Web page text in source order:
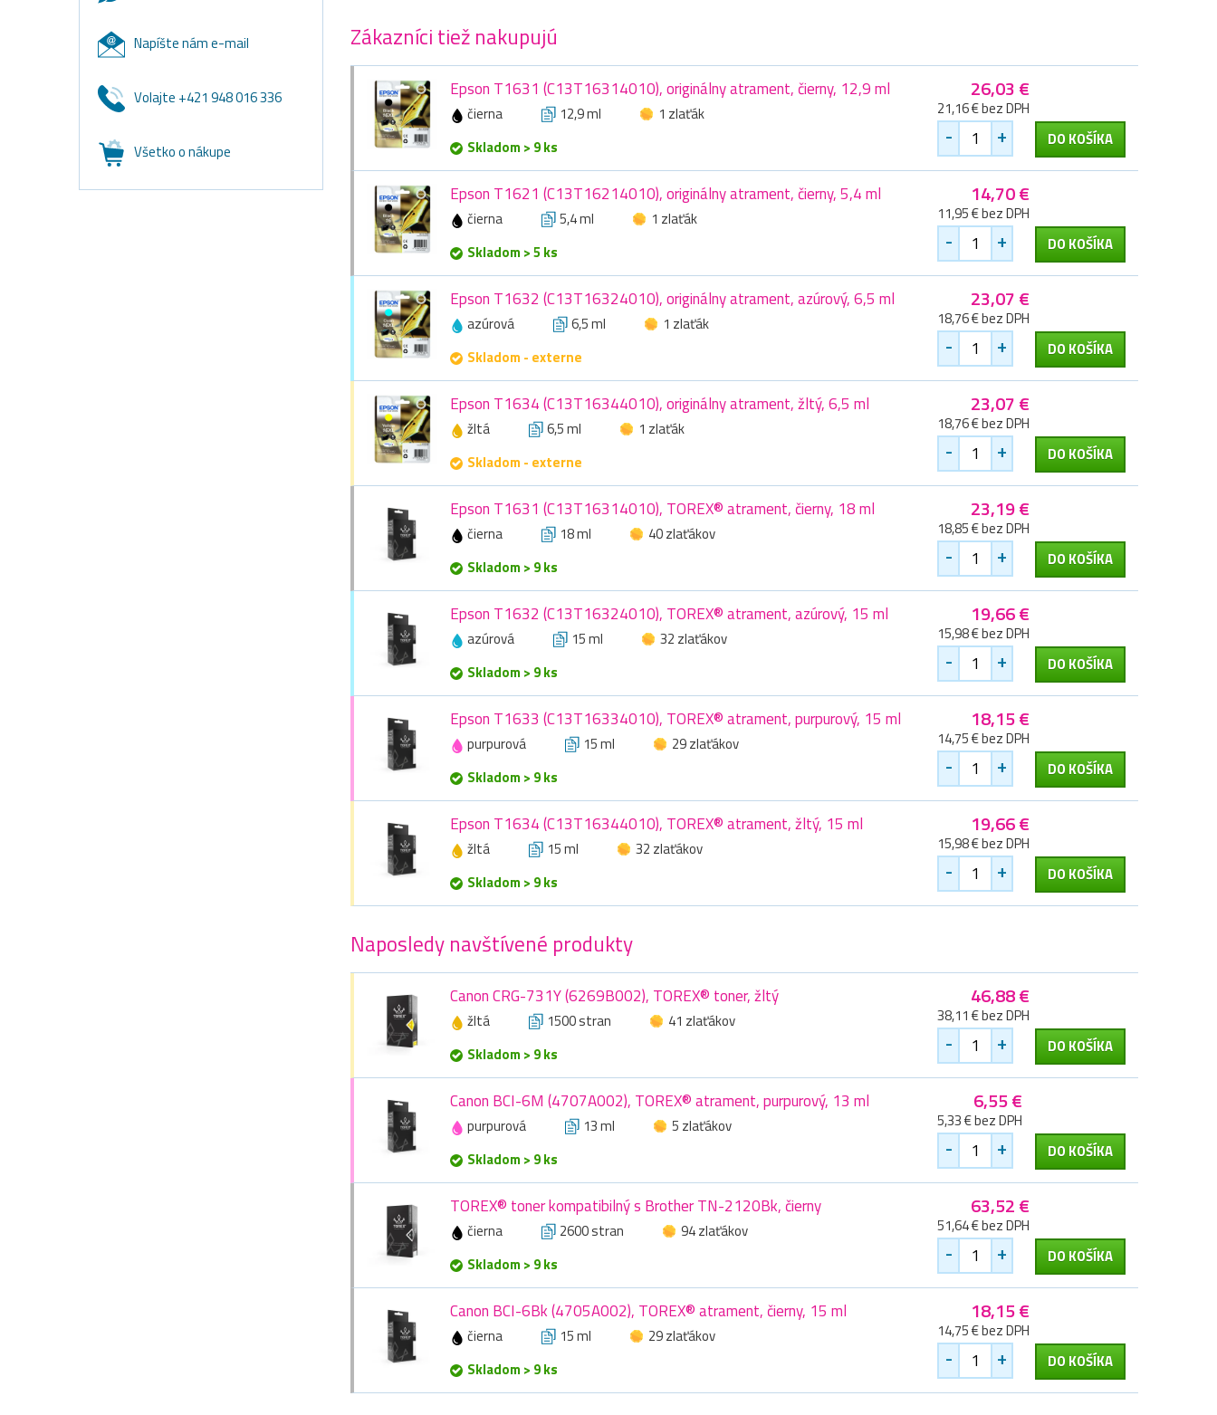
Napíšte nám e-mail
Volajte +421 948 016 336
Všetko o nákupe
Zákazníci tiež nakupujú
Epson T1631 (C13T16314010), originálny atrament, čierny, 12,9 ml
čierna 12,9 ml
1 zlaťák
Skladom > 9 ks
26,03 €
21,16 € bez DPH
- + DO KOŠÍKA
Epson T1621 (C13T16214010), originálny atrament, čierny, 5,4 ml
čierna 5,4 ml
1 zlaťák
Skladom > 5 ks
14,70 €
11,95 € bez DPH
- + DO KOŠÍKA
Epson T1632 (C13T16324010), originálny atrament, azúrový, 6,5 ml
azúrová 6,5 ml
1 zlaťák
Skladom - externe
23,07 €
18,76 € bez DPH
- + DO KOŠÍKA
Epson T1634 (C13T16344010), originálny atrament, žltý, 6,5 ml
žltá 6,5 ml
1 zlaťák
Skladom - externe
23,07 €
18,76 € bez DPH
- + DO KOŠÍKA
Epson T1631 (C13T16314010), TOREX® atrament, čierny, 18 ml
čierna 18 ml
40 zlaťákov
Skladom > 9 ks
23,19 €
18,85 € bez DPH
- + DO KOŠÍKA
Epson T1632 (C13T16324010), TOREX® atrament, azúrový, 15 ml
azúrová 15 ml
32 zlaťákov
Skladom > 9 ks
19,66 €
15,98 € bez DPH
- + DO KOŠÍKA
Epson T1633 (C13T16334010), TOREX® atrament, purpurový, 15 ml
purpurová 15 ml
29 zlaťákov
Skladom > 9 ks
18,15 €
14,75 € bez DPH
- + DO KOŠÍKA
Epson T1634 (C13T16344010), TOREX® atrament, žltý, 15 ml
žltá 15 ml
32 zlaťákov
Skladom > 9 ks
19,66 €
15,98 € bez DPH
- + DO KOŠÍKA
Naposledy navštívené produkty
Canon CRG-731Y (6269B002), TOREX® toner, žltý
žltá 1500 stran
41 zlaťákov
Skladom > 9 ks
46,88 €
38,11 € bez DPH
- + DO KOŠÍKA
Canon BCI-6M (4707A002), TOREX® atrament, purpurový, 13 ml
purpurová 13 ml
5 zlaťákov
Skladom > 9 ks
6,55 €
5,33 € bez DPH
- + DO KOŠÍKA
TOREX® toner kompatibilný s Brother TN-2120Bk, čierny
čierna 2600 stran
94 zlaťákov
Skladom > 9 ks
63,52 €
51,64 € bez DPH
- + DO KOŠÍKA
Canon BCI-6Bk (4705A002), TOREX® atrament, čierny, 15 ml
čierna 15 ml
29 zlaťákov
Skladom > 9 ks
18,15 €
14,75 € bez DPH
- + DO KOŠÍKA